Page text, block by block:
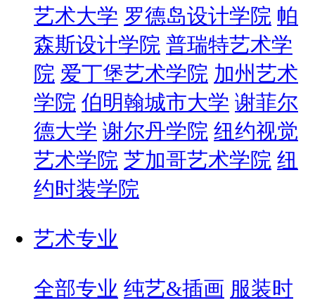
艺术大学 罗德岛设计学院 帕
森斯设计学院 普瑞特艺术学
院 爱丁堡艺术学院 加州艺术
学院 伯明翰城市大学 谢菲尔
德大学 谢尔丹学院 纽约视觉
艺术学院 芝加哥艺术学院 纽
约时装学院
艺术专业
全部专业 纯艺&插画 服装时